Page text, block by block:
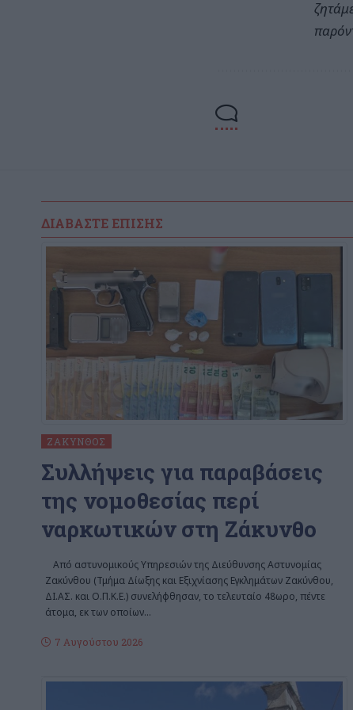
ΔΙΑΒΆΣΤΕ ΕΠΊΣΗΣ
ΖΆΚΥΝΘΟΣ
Συλλήψεις για παραβάσεις
της νομοθεσίας περί
ναρκωτικών στη Ζάκυνθο
Από αστυνομικούς Υπηρεσιών της Διεύθυνσης Αστυνομίας
Ζακύνθου (Τμήμα Δίωξης και Εξιχνίασης Εγκλημάτων Ζακύνθου,
ΔΙ.ΑΣ. και Ο.Π.Κ.Ε.) συνελήφθησαν, το τελευταίο 48ωρο, πέντε
άτομα, εκ των οποίων…
7 Αυγούστου 2026